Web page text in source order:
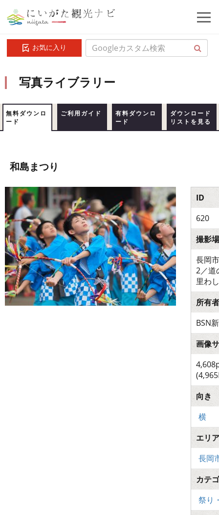
お気に入り
写真ライブラリー
無料ダウンロ
ード
ご利用ガイド
有料ダウンロ
ード
ダウンロード
リストを見る
和島まつり
ID
620
撮影
長岡
2／道
里わ
所有者
BSN
画像
向き
横
エリア
長岡
カテ
祭り